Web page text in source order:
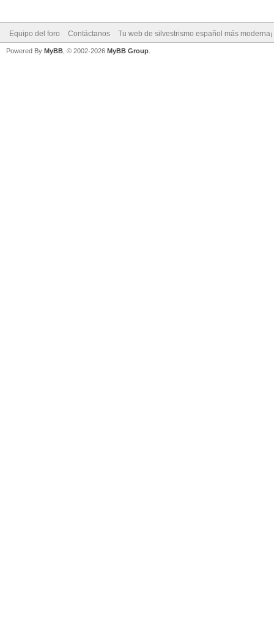
Equipo del foro Contáctanos Tu web de silvestrismo español más moderna¡
Powered By MyBB , © 2002-2026 MyBB Group